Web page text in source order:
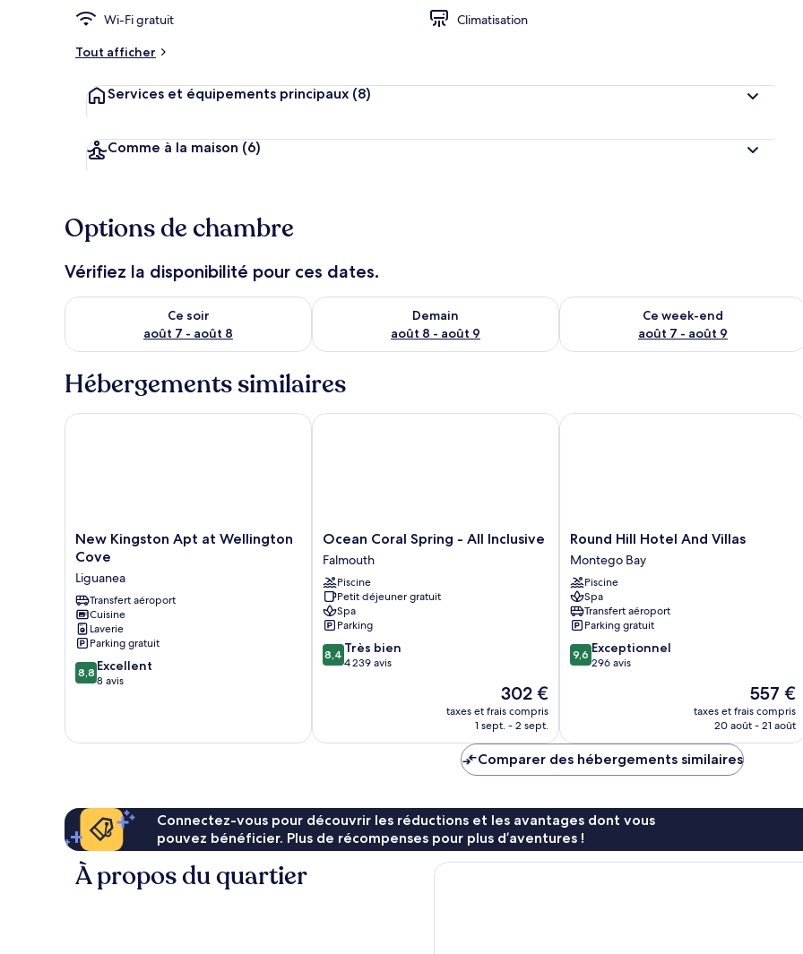
Wi-Fi gratuit
Climatisation
Tout afficher
Services et équipements principaux (8)
Comme à la maison (6)
Options de chambre
Vérifiez la disponibilité pour ces dates.
Ce soir
août 7 - août 8
Vérifier la disponibilité pour ce soir août 7 - août 8
Demain
août 8 - août 9
Vérifier la disponibilité pour demain août 8 - août 9
Ce week-end
août 7 - août 9
Vérifier la disponibilité pour ce
Hébergements similaires
New
Kingston
at
Wellington
Cove
Liguanea
New Kingston Apt at Wellington
Cove
Liguanea
Transfert aéroport
Cuisine
Laverie
Parking gratuit
8.8
sur
8,8 Excellent
8 avis
New Kingston Apt at Wellington Cove
Ocean
Coral
Spring
-
All
Inclusive
Falmouth
Ocean Coral Spring - All Inclusive
Falmouth
Piscine
Petit déjeuner gratuit
Spa
Parking
8.4
sur
8,4 Très bien
4 239 avis
Le
nouveau
prix
de
302 €
302 €
taxes et frais compris
1 sept. - 2 sept.
Ocean Coral Spring - All Inclusive
Round
Hill
Hotel
And
Villas
Montego
Bay
Round Hill Hotel And Villas
Montego Bay
Piscine
Spa
Transfert aéroport
Parking gratuit
9.6
sur
9,6 Exceptionnel
296 avis
Le
nouveau
prix
557 €
taxes et frais compris
20 août - 21 août
Round Hill Hotel And Villas
Comparer des hébergements similaires
Connectez-vous pour découvrir les réductions et les avantages dont vous
pouvez bénéficier. Plus de récompenses pour plus d’aventures !
À propos du quartier